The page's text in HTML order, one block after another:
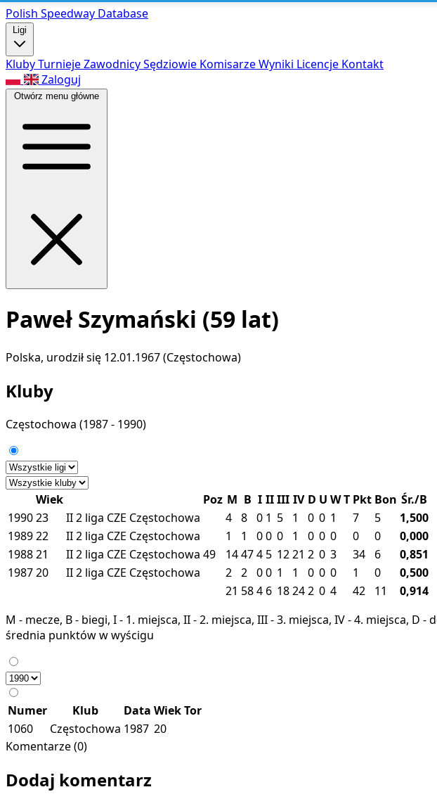
Polish Speedway Database
Ligi
KlubyTurniejeZawodnicySędziowie KomisarzeWyniki Licencje Kontakt
Zaloguj
Otwórz menu główne
Paweł Szymański (59 lat)
Polska, urodził się 12.01.1967 (Częstochowa)
Kluby
Częstochowa (1987 - 1990)
Wiek Poz M B I IIIII IV D U WT Pkt Bon Śr./B
199023 II2 liga CZE Częstochowa 4 8 0 1 5 1 0 0 1 7 5
1,500
198922 II2 liga CZE Częstochowa 1 1 00 0 1 0 0 0 0 0
0,000
198821 II2 liga CZE Częstochowa 49 14474 5 1221 2 0 3 34 6
0,851
198720 II2 liga CZE Częstochowa 2 2 00 1 1 0 0 0 1 0
0,500
21 584 6 18242 0 4 42 11
0,914
M - mecze, B - biegi, I - 1. miejsca, II - 2. miejsca, III - 3. miejsca, IV - 4. miejsca,
średnia punktów w wyścigu
Numer Klub Data WiekTor
1060
Częstochowa 1987 20
Komentarze (0)
Dodaj komentarz